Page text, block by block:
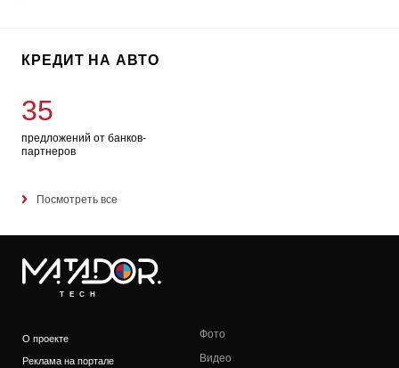
КРЕДИТ НА АВТО
35
предложений от банков-
партнеров
Посмотреть все
TECH
О проекте
Реклама на портале
Фото
Видео